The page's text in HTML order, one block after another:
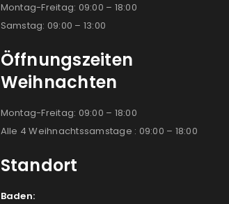
Montag-Freitag: 09:00 – 18:00
Samstag: 09:00 – 13:00
Öffnungszeiten
Weihnachten
Montag-Freitag: 09:00 – 18:00
Alle 4 Weihnachtssamstage : 09:00 – 18:00
Standort
Baden: